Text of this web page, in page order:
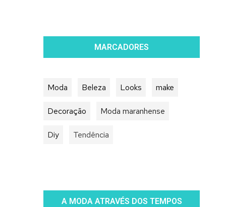
MARCADORES
Moda Beleza Looks make
Decoração Moda maranhense
Diy Tendência
A MODA ATRAVÉS DOS TEMPOS